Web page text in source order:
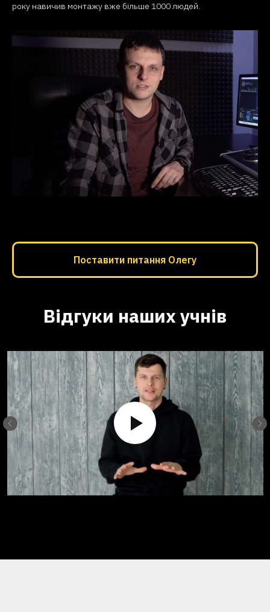
року навичив монтажу вже більше 1000 людей.
Поставити питання Олегу
Відгуки наших учнів